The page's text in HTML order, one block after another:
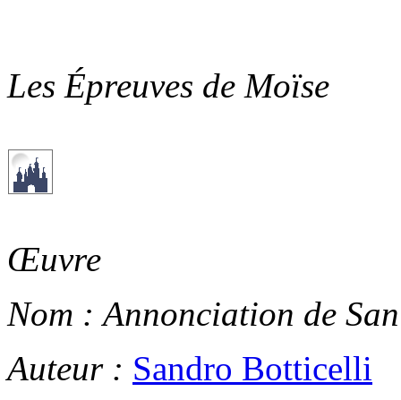
Les Épreuves de Moïse
Œuvre
Nom : Annonciation de
Auteur : Sandro Botticelli